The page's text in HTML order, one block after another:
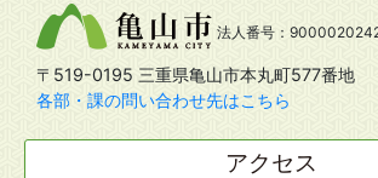
法人番号：
〒519-0195 三重県亀山市本丸町577番地
各部・課の問い合わせ先はこちら
アクセス